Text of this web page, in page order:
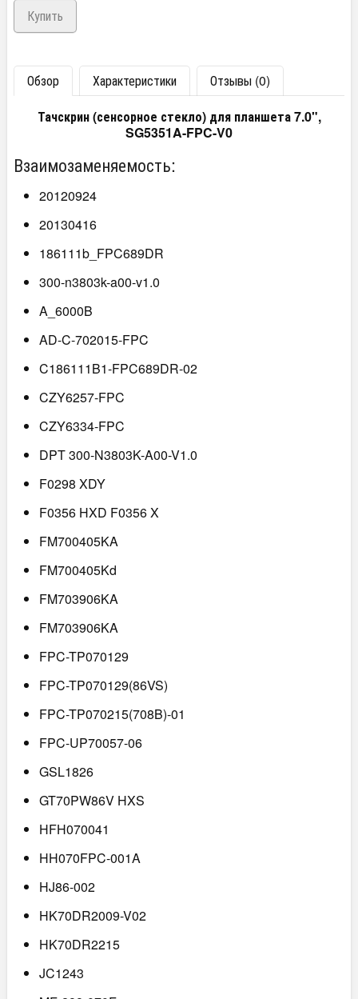
Обзор Характеристики
Отзывы (0)
Тачскрин (сенсорное стекло) для планшета 7.0",
SG5351A-FPC-V0
Взаимозаменяемость:
20120924
20130416
186111b_FPC689DR
300-n3803k-a00-v1.0
A_6000B
AD-C-702015-FPC
C186111B1-FPC689DR-02
CZY6257-FPC
CZY6334-FPC
DPT 300-N3803K-A00-V1.0
F0298 XDY
F0356 HXD F0356 X
FM700405KA
FM700405Kd
FM703906KA
FM703906KA
FPC-TP070129
FPC-TP070129(86VS)
FPC-TP070215(708B)-01
FPC-UP70057-06
GSL1826
GT70PW86V HXS
HFH070041
HH070FPC-001A
HJ86-002
HK70DR2009-V02
HK70DR2215
JC1243